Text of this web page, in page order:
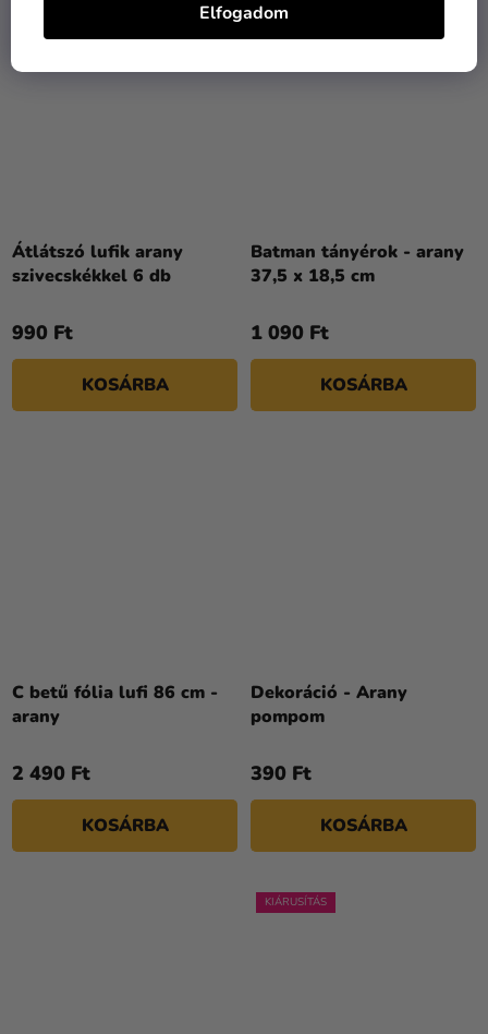
Elfogadom
Átlátszó lufik arany
szivecskékkel 6 db
990 Ft
KOSÁRBA
KIÁRUSÍTÁS
Batman tányérok - arany
37,5 x 18,5 cm
1 090 Ft
KOSÁRBA
C betű fólia lufi 86 cm -
arany
2 490 Ft
KOSÁRBA
Dekoráció - Arany
pompom
390 Ft
KOSÁRBA
KIÁRUSÍTÁS